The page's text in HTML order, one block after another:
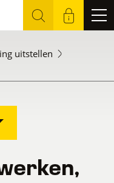
uitstellen